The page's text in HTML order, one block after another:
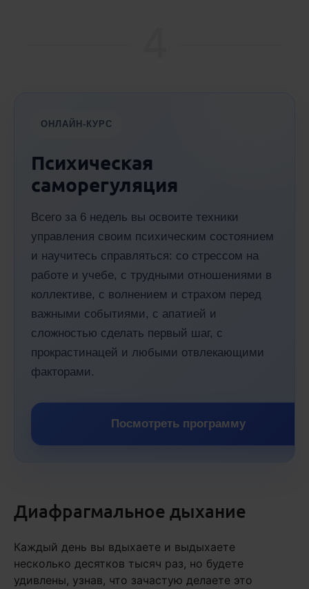
ОНЛАЙН-КУРС
Психическая
саморегуляция
Всего за 6 недель вы освоите техники
управления своим психическим состоянием
и научитесь справляться: со стрессом на
работе и учебе, с трудными отношениями в
коллективе, с волнением и страхом перед
важными событиями, с апатией и
сложностью сделать первый шаг, с
прокрастинацей и любыми отвлекающими
факторами.
Посмотреть программу
Диафрагмальное дыхание
Каждый день вы вдыхаете и выдыхаете
несколько десятков тысяч раз, но будете
удивлены, узнав, что зачастую делаете это